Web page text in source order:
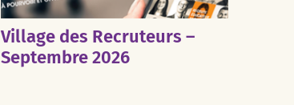
Village des Recruteurs –
Septembre 2026